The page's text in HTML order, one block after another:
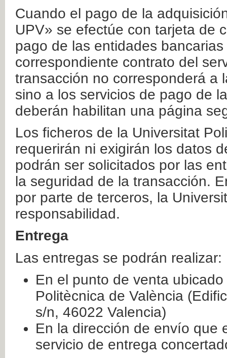
Cuando el pago de la
UPV» se efectúe con tarjeta de
pago de las entidades
correspondiente contrato del
transacción no corresponderá a
sino a los servicios de pago de
deberán habilitan una página
Los ficheros de la Universitat
requerirán ni exigirán los datos
podrán ser solicitados por las
la seguridad de la transacción.
por parte de terceros, la
responsabilidad.
Entrega
Las entregas se podrán realizar:
En el punto de venta
Politècnica de València
s/n, 46022 Valencia)
En la dirección de envío que
servicio de entrega